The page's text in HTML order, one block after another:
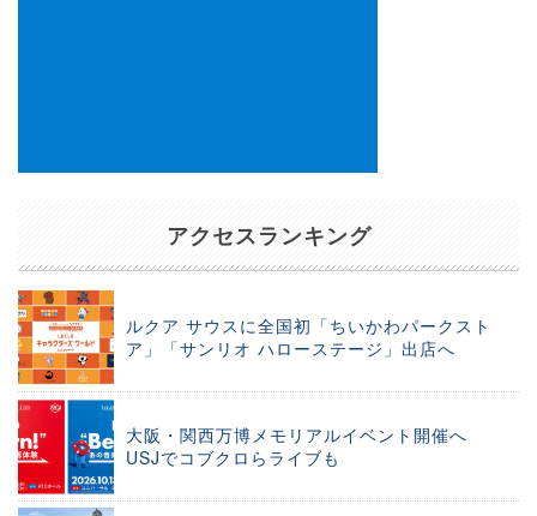
アクセスランキング
ルクア サウスに全国初「ちいかわパークスト
ア」「サンリオ ハローステージ」出店へ
大阪・関西万博メモリアルイベント開催へ
USJでコブクロらライブも